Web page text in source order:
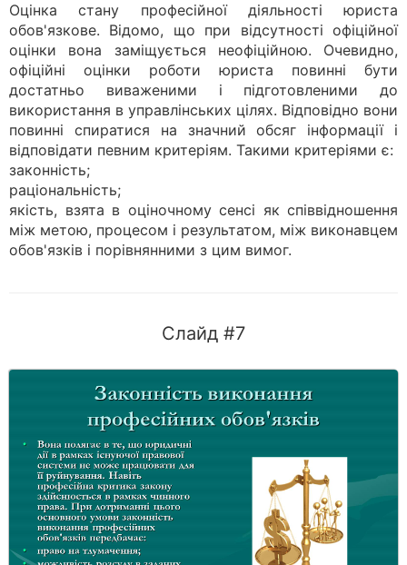
Оцінка стану професійної діяльності юриста
обов'язкове. Відомо, що при відсутності офіційної
оцінки вона заміщується неофіційною. Очевидно,
офіційні оцінки роботи юриста повинні бути
достатньо виваженими і підготовленими до
використання в управлінських цілях. Відповідно вони
повинні спиратися на значний обсяг інформації і
відповідати певним критеріям. Такими критеріями є:
законність;
раціональність;
якість, взята в оціночному сенсі як співвідношення
між метою, процесом і результатом, між виконавцем
обов'язків і порівнянними з цим вимог.
Слайд #7